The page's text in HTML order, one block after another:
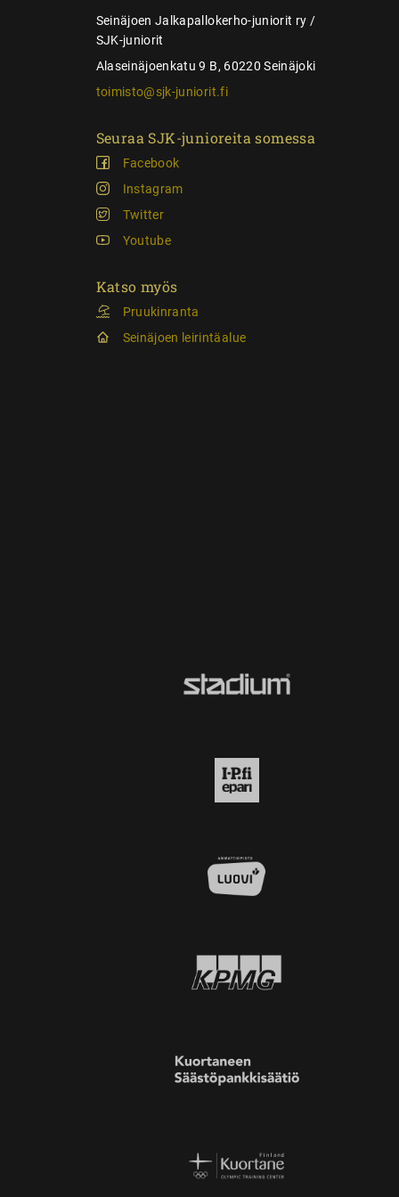
Seinäjoen Jalkapallokerho-juniorit ry /
SJK-juniorit
Alaseinäjoenkatu 9 B, 60220 Seinäjoki
toimisto@sjk-juniorit.fi
Seuraa SJK-junioreita somessa
Facebook
Instagram
Twitter
Youtube
Katso myös
Pruukinranta
Seinäjoen leirintäalue